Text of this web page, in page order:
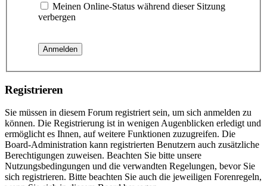
Meinen Online-Status während dieser Sitzung
verbergen
Registrieren
Sie müssen in diesem Forum registriert sein, um sich anmelden zu
können. Die Registrierung ist in wenigen Augenblicken erledigt und
ermöglicht es Ihnen, auf weitere Funktionen zuzugreifen. Die
Board-Administration kann registrierten Benutzern auch zusätzliche
Berechtigungen zuweisen. Beachten Sie bitte unsere
Nutzungsbedingungen und die verwandten Regelungen, bevor Sie
sich registrieren. Bitte beachten Sie auch die jeweiligen Forenregeln,